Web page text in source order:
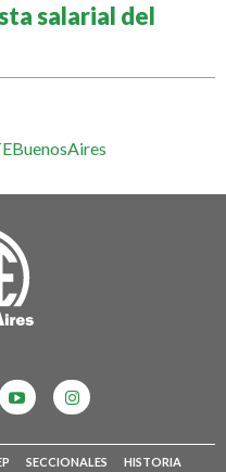
salarial del
SECCIONALES HISTORIA